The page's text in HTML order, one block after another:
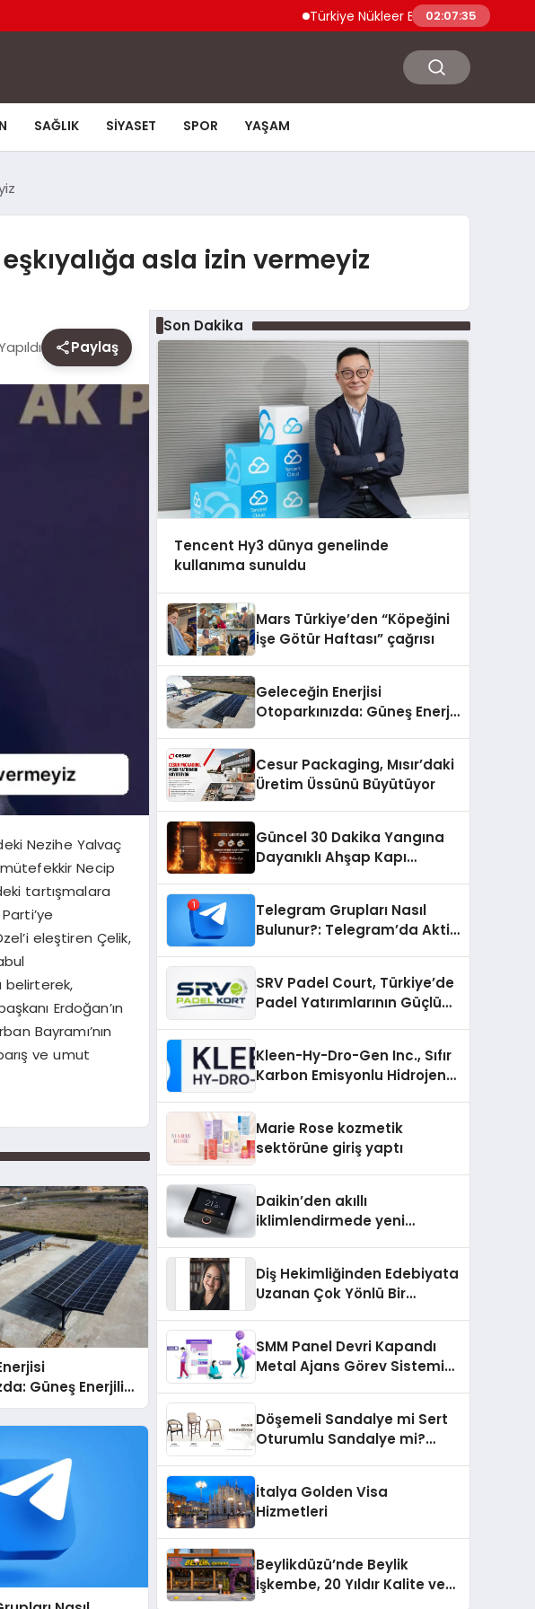
Türkiye Nükleer Bilim Olimpiyatı’na İlk
02:07:35
SAĞLIK SIYASET SPOR YAŞAM
asla izin vermeyiz
Paylaş
Nezihe Yalvaç
Necip
tartışmalara
eleştiren Çelik,
belirterek,
Erdoğan’ın
Bayramı’nın
ve umut
Güneş Enerjili
Otopark)
Son Dakika
Tencent Hy3 dünya genelinde
kullanıma sunuldu
Mars Türkiye’den “Köpeğini
İşe Götür Haftası” çağrısı
Geleceğin Enerjisi
Otoparkınızda: Güneş Enerjili
Cesur Packaging, Mısır’daki
Üretim Üssünü Büyütüyor
Güncel 30 Dakika Yangına
Dayanıklı Ahşap Kapı
Telegram Grupları Nasıl
Bulunur?: Telegram’da Aktif
SRV Padel Court, Türkiye’de
Padel Yatırımlarının Güçlü
Kleen-Hy-Dro-Gen Inc., Sıfır
Karbon Emisyonlu Hidrojen
Aldı
Marie Rose kozmetik
sektörüne giriş yaptı
Daikin’den akıllı
iklimlendirmede yeni
Diş Hekimliğinden Edebiyata
Uzanan Çok Yönlü Bir
SMM Panel Devri Kapandı
Metal Ajans Görev Sistemi
Döşemeli Sandalye mi Sert
Oturumlu Sandalye mi?
İtalya Golden Visa
Hizmetleri
Beylikdüzü’nde Beylik
İşkembe, 20 Yıldır Kalite ve